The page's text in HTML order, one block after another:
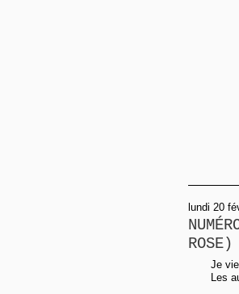
lundi 20
ROSE)
Je
Les